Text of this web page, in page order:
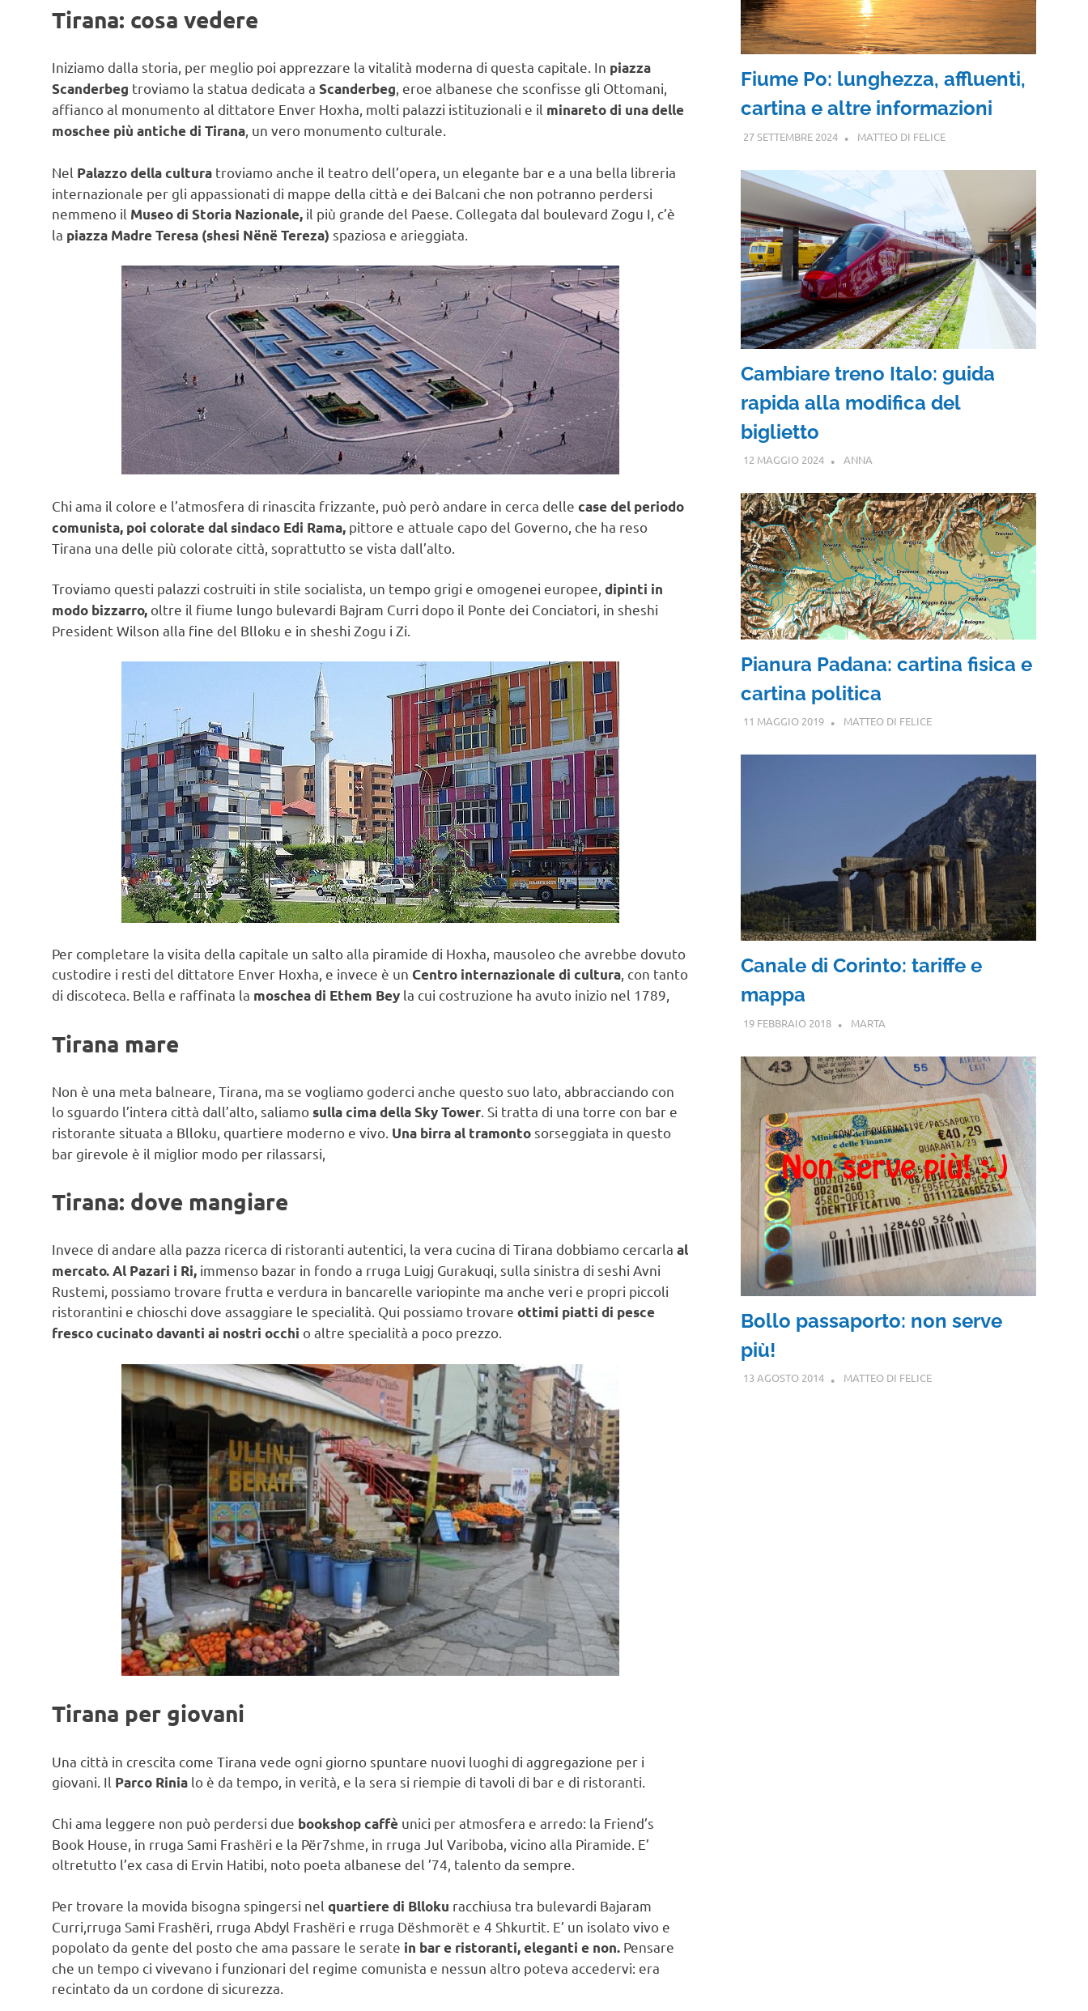
Tirana: cosa vedere
Iniziamo dalla storia, per meglio poi apprezzare la vitalità moderna di questa capitale. In piazza
Scanderbeg troviamo la statua dedicata a Scanderbeg, eroe albanese che sconfisse gli Ottomani,
affianco al monumento al dittatore Enver Hoxha, molti palazzi istituzionali e il minareto di una delle
moschee più antiche di Tirana, un vero monumento culturale.
Nel Palazzo della cultura troviamo anche il teatro dell’opera, un elegante bar e a una bella libreria
internazionale per gli appassionati di mappe della città e dei Balcani che non potranno perdersi
nemmeno il Museo di Storia Nazionale, il più grande del Paese. Collegata dal boulevard Zogu I, c’è
la piazza Madre Teresa (shesi Nënë Tereza) spaziosa e arieggiata.
Chi ama il colore e l’atmosfera di rinascita frizzante, può però andare in cerca delle case del periodo
comunista, poi colorate dal sindaco Edi Rama, pittore e attuale capo del Governo, che ha reso
Tirana una delle più colorate città, soprattutto se vista dall’alto.
Troviamo questi palazzi costruiti in stile socialista, un tempo grigi e omogenei europee, dipinti in
modo bizzarro, oltre il fiume lungo bulevardi Bajram Curri dopo il Ponte dei Conciatori, in sheshi
President Wilson alla fine del Blloku e in sheshi Zogu i Zi.
Per completare la visita della capitale un salto alla piramide di Hoxha, mausoleo che avrebbe dovuto
custodire i resti del dittatore Enver Hoxha, e invece è un Centro internazionale di cultura, con tanto
di discoteca. Bella e raffinata la moschea di Ethem Bey la cui costruzione ha avuto inizio nel 1789,
Tirana mare
Non è una meta balneare, Tirana, ma se vogliamo goderci anche questo suo lato, abbracciando con
lo sguardo l’intera città dall’alto, saliamosulla cima della Sky Tower. Si tratta di una torre con bar e
ristorante situata a Blloku, quartiere moderno e vivo. Una birra al tramonto sorseggiata in questo
bar girevole è il miglior modo per rilassarsi,
Tirana: dove mangiare
Invece di andare alla pazza ricerca di ristoranti autentici, la vera cucina di Tirana dobbiamo cercarla al
mercato. Al Pazari i Ri, immenso bazar in fondo a rruga Luigj Gurakuqi, sulla sinistra di seshi Avni
Rustemi, possiamo trovare frutta e verdura in bancarelle variopinte ma anche veri e propri piccoli
ristorantini e chioschi dove assaggiare le specialità. Qui possiamo trovare ottimi piatti di pesce
fresco cucinato davanti ai nostri occhi o altre specialità a poco prezzo.
Tirana per giovani
Una città in crescita come Tirana vede ogni giorno spuntare nuovi luoghi di aggregazione per i
giovani. Il Parco Rinia lo è da tempo, in verità, e la sera si riempie di tavoli di bar e di ristoranti.
Chi ama leggere non può perdersi due bookshop caffè unici per atmosfera e arredo: la Friend’s
Book House, in rruga Sami Frashëri e la Për7shme, in rruga Jul Variboba, vicino alla Piramide. E’
oltretutto l’ex casa di Ervin Hatibi, noto poeta albanese del ’74, talento da sempre.
Per trovare la movida bisogna spingersi nel quartiere di Blloku racchiusa tra bulevardi Bajaram
Curri,rruga Sami Frashëri, rruga Abdyl Frashëri e rruga Dëshmorët e 4 Shkurtit. E’ un isolato vivo e
popolato da gente del posto che ama passare le serate in bar e ristoranti, eleganti e non. Pensare
che un tempo ci vivevano i funzionari del regime comunista e nessun altro poteva accedervi: era
recintato da un cordone di sicurezza.
Fiume Po: lunghezza, affluenti,
cartina e altre informazioni
27 SETTEMBRE 2024 MATTEO DI FELICE
Cambiare treno Italo: guida
rapida alla modifica del
biglietto
12 MAGGIO 2024 ANNA
Pianura Padana: cartina fisica e
cartina politica
11 MAGGIO 2019 MATTEO DI FELICE
Canale di Corinto: tariffe e
mappa
19 FEBBRAIO 2018 MARTA
Bollo passaporto: non serve
più!
13 AGOSTO 2014 MATTEO DI FELICE